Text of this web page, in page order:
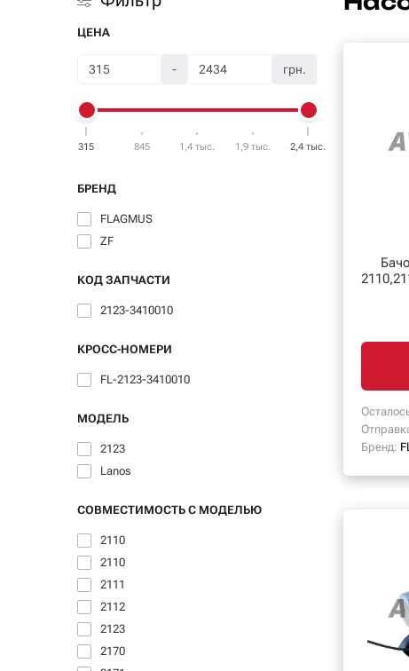
ЦЕНА
- грн.
315 845 1,4 тыс. 1,9 тыс. 2,4 тыс.
БРЕНД
FLAGMUS
ZF
КОД ЗАПЧАСТИ
2123-3410010
КРОСС-НОМЕРИ
FL-2123-3410010
МОДЕЛЬ
2123
Lanos
СОВМЕСТИМОСТЬ С МОДЕЛЬЮ
2110
2110
2111
2112
2123
2170
Бренд: